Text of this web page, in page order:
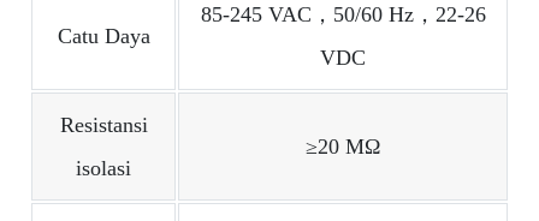
Catu Daya
85-245 VAC，50/60 Hz，22-26
VDC
Resistansi
isolasi
≥20 MΩ